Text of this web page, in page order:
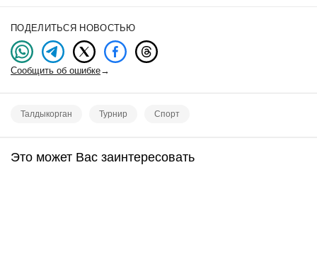
ПОДЕЛИТЬСЯ НОВОСТЬЮ
Сообщить об ошибке→
Талдыкорган Турнир Спорт
Это может Вас заинтересовать